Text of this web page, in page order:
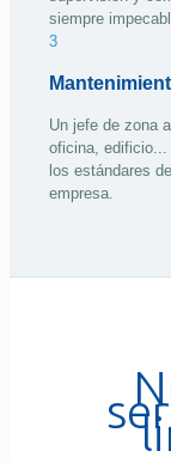
siempre
3
Un jefe de zona
oficina,
los estándares
empresa.